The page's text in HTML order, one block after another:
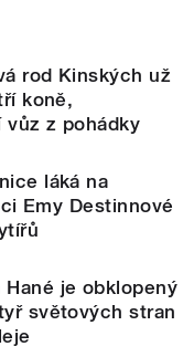
rod Kinských už
koně,
vůz z pohádky
láká na
Emy Destinnové
je obklopený
světových stran